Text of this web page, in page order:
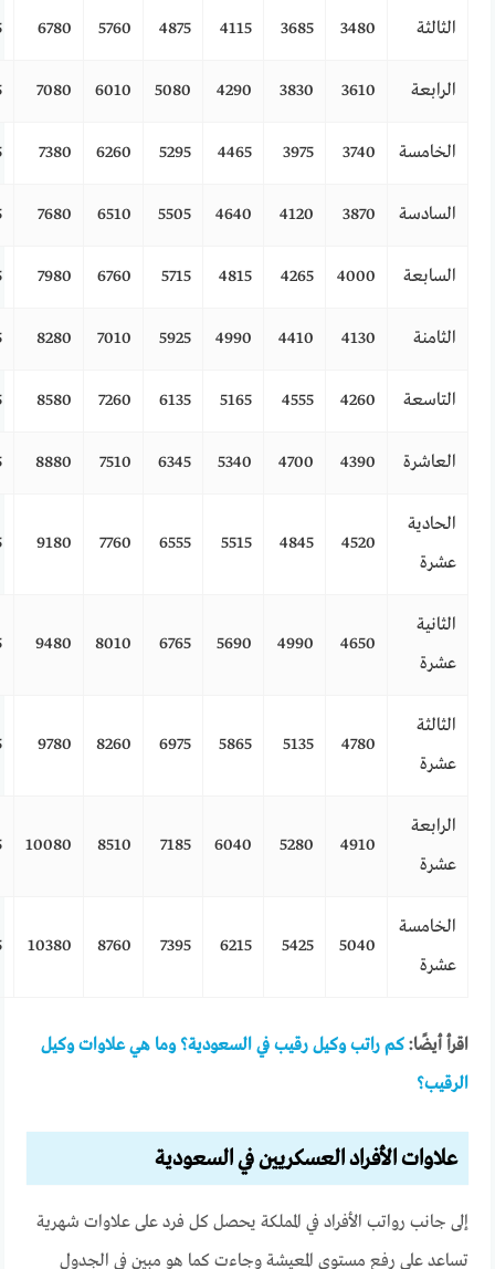
الثالثة 3480
3685
4115
4875
5760
6780
الرابعة 3610
3830
4290
5080
6010
7080
الخامسة 3740
3975
4465
5295
6260
7380
السادسة 3870
4120
4640
5505
6510
7680
السابعة 4000
4265
4815
5715
6760
7980
الثامنة 4130
4410
4990
5925
7010
8280
التاسعة 4260
4555
5165
6135
7260
8580
العاشرة 4390
4700
5340
6345
7510
8880
الحادية
عشرة
4520
4845
5515
6555
7760
9180
الثانية
عشرة
4650
4990
5690
6765
8010
9480
الثالثة
عشرة
4780
5135
5865
6975
8260
9780
الرابعة
عشرة
4910
5280
6040
7185
8510
10080
الخامسة
عشرة
5040
5425
6215
7395
8760
10380
اقرأ أيضًا:كم راتب وكيل رقيب في السعودية؟ وما هي علاوات وكيل
الرقيب؟
علاوات الأفراد العسكريين في السعودية
إلى جانب رواتب الأفراد في المملكة يحصل كل فرد على علاوات شهرية
تساعد على رفع مستوى المعيشة وجاءت كما هو مبين في الجدول